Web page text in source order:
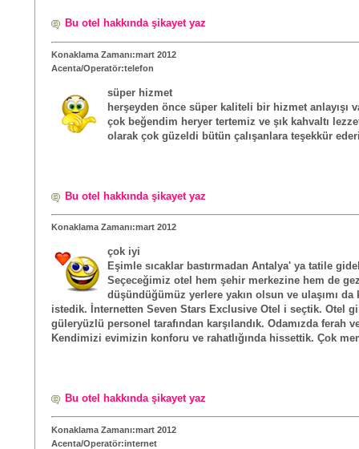
Bu otel hakkında şikayet yaz
Konaklama Zamanı:mart 2012
Acenta/Operatör:telefon
süper hizmet
herşeyden önce süper kaliteli bir hizmet anlayışı
çok beğendim heryer tertemiz ve şık kahvaltı
olarak çok güzeldi bütün çalışanlara teşekkür
Bu otel hakkında şikayet yaz
Konaklama Zamanı:mart 2012
çok iyi
Eşimle sıcaklar bastırmadan Antalya' ya tatile
Seçeceğimiz otel hem şehir merkezine hem de
düşündüğümüz yerlere yakın olsun ve ulaşımı da
istedik. İnternetten Seven Stars Exclusive Otel i seçtik. Otel
güleryüzlü personel tarafından karşılandık. Odamızda ferah
Kendimizi evimizin konforu ve rahatlığında hissettik. Çok
Bu otel hakkında şikayet yaz
Konaklama Zamanı:mart 2012
Acenta/Operatör:internet